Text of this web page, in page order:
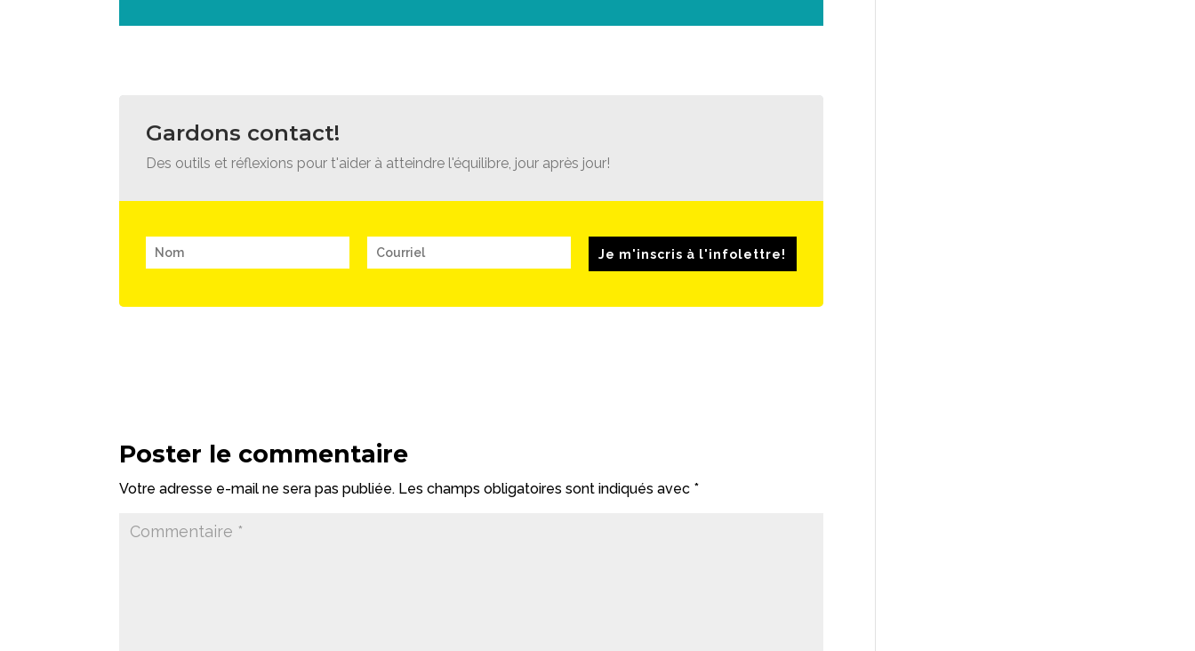
Gardons contact!
Des outils et réflexions pour t'aider à atteindre l'équilibre, jour après jour!
Je m'inscris à l'infolettre!
Poster le commentaire
Votre adresse e-mail ne sera pas publiée. Les champs obligatoires sont indiqués avec *